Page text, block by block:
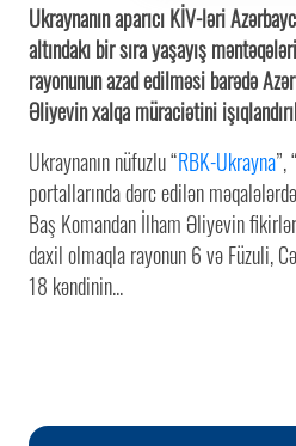
Ukraynanın aparıcı KİV-ləri
altındakı bir sıra yaşayış
rayonunun azad edilməsi barədə
Əliyevin xalqa müraciətini
Ukraynanın nüfuzlu “RBK-Ukrayna”, “
portallarında dərc edilən
Baş Komandan İlham Əliyevin
daxil olmaqla rayonun 6 və Füzuli,
18 kəndinin...